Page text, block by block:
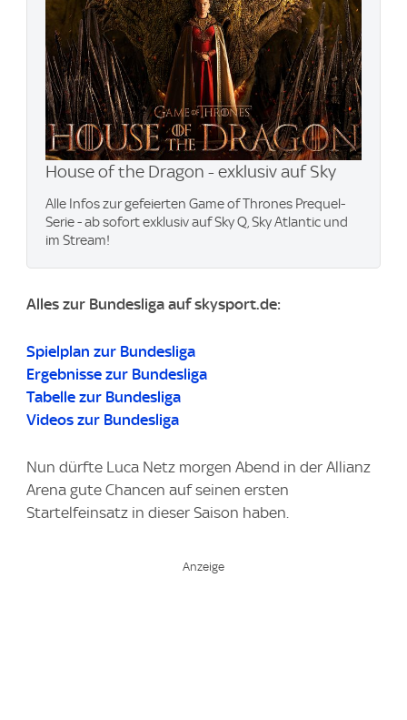
House of the Dragon - exklusiv auf Sky
Alle Infos zur gefeierten Game of Thrones Prequel-
Serie - ab sofort exklusiv auf Sky Q, Sky Atlantic und
im Stream!
Alles zur Bundesliga auf skysport.de:
Spielplan zur Bundesliga
Ergebnisse zur Bundesliga
Tabelle zur Bundesliga
Videos zur Bundesliga
Nun dürfte Luca Netz morgen Abend in der Allianz
Arena gute Chancen auf seinen ersten
Startelfeinsatz in dieser Saison haben.